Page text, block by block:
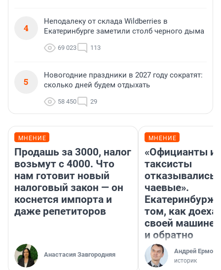
4
Неподалеку от склада Wildberries в
Екатеринбурге заметили столб черного дыма
69 023 113
5
Новогодние праздники в 2027 году сократят:
сколько дней будем отдыхать
58 450 29
МНЕНИЕ
Продашь за 3000, налог
возьмут с 4000. Что
нам готовит новый
налоговый закон — он
коснется импорта и
даже репетиторов
Анастасия Завгородняя
МНЕНИЕ
«Официанты и
таксисты
отказывались
чаевые».
том, как
своей машине
и обратно
Андрей
историк